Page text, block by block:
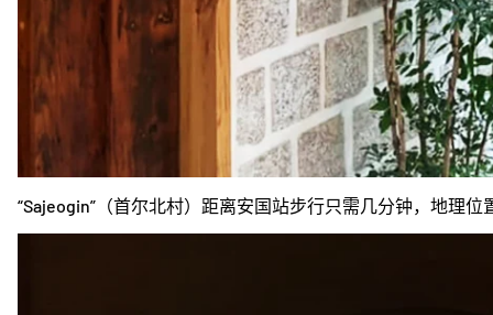
“Sajeogin”（首尔北村）距离安国站步行只需几分钟，地理位